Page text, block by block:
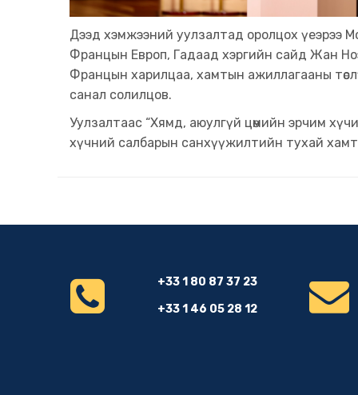
Дээд хэмжээний уулзалтад оролцох үеэрээ
Францын Европ, Гадаад хэргийн сайд Жан
Францын харилцаа, хамтын ажиллагааны
санал солилцов.
Уулзалтаас “Хямд, аюулгүй цөмийн эрчим
хүчний салбарын санхүүжилтийн тухай
+33 1 80 87 37 23
+33 1 46 05 28 12